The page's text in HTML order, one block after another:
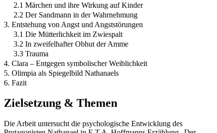
2.1 Märchen und ihre Wirkung auf Kinder
2.2 Der Sandmann in der Wahrnehmung
3. Entstehung von Angst und Angststörungen
3.1 Die Mütterlichkeit im Zwiespalt
3.2 In zweifelhafter Obhut der Amme
3.3 Trauma
4. Clara – Entgegen symbolischer Weiblichkeit
5. Olimpia als Spiegelbild Nathanaels
6. Fazit
Zielsetzung & Themen
Die Arbeit untersucht die psychologische Entwicklung des